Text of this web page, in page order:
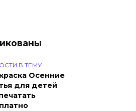
В ТЕМУ
Осенние
для детей